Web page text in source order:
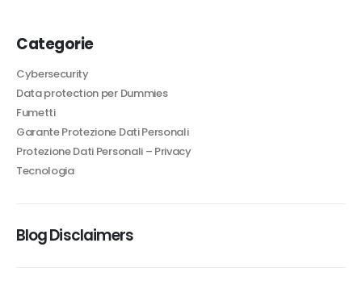
Categorie
Cybersecurity
Data protection per Dummies
Fumetti
Garante Protezione Dati Personali
Protezione Dati Personali – Privacy
Tecnologia
Blog Disclaimers